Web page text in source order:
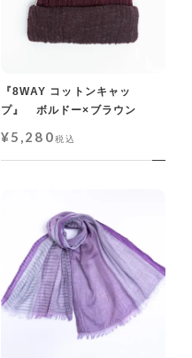
『8WAY コットンキャッ
プ』 ボルドー×ブラウン
¥5,280税込